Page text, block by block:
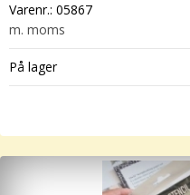
Varenr.: 05867
m. moms
På lager